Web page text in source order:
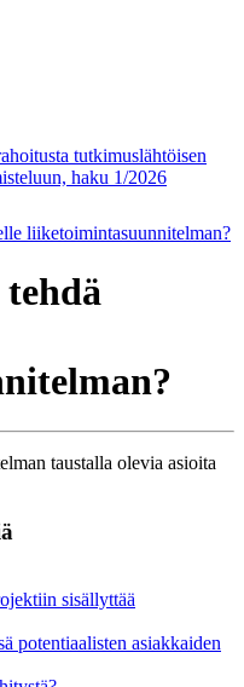
tutkimuslähtöisen
haku 1/2026
liiketoimintasuunnitelman?
taustalla olevia asioita
sisällyttää
potentiaalisten asiakkaiden